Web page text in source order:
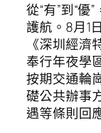
從“有”到“
護航。8月1
《深圳經濟
奉行年夜學
按期交通輪
礎公共辦事
遇等條則回